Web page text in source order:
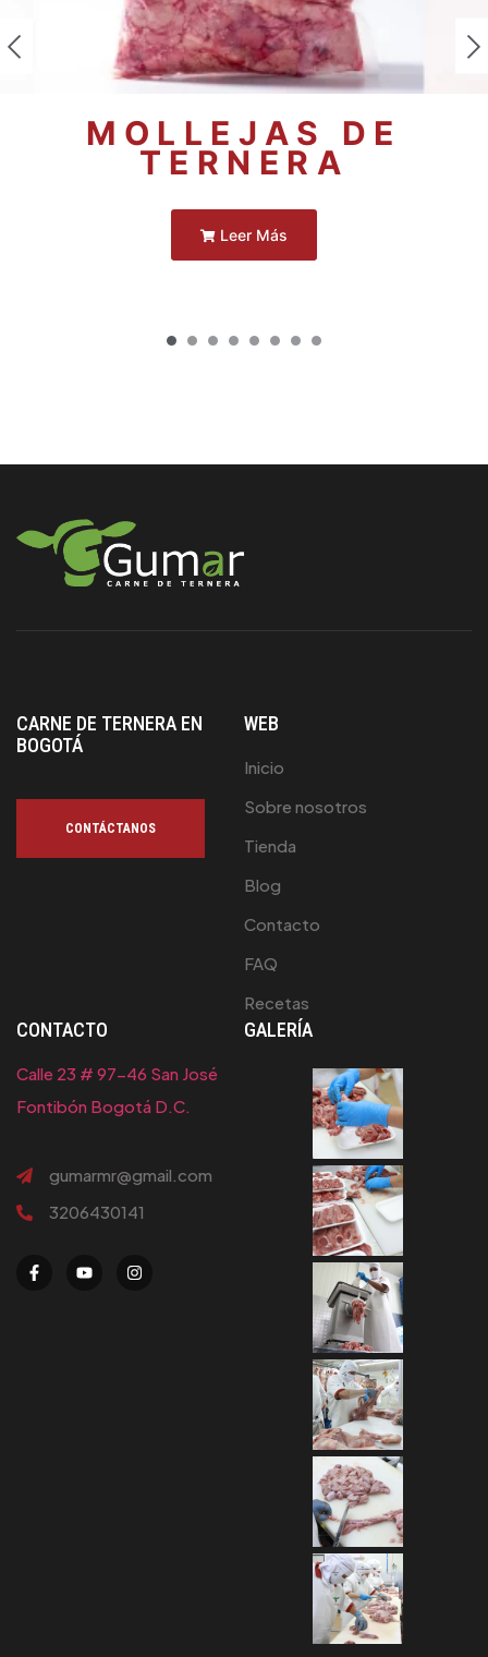
MOLLEJAS DE
TERNERA
Leer Más
CARNE DE TERNERA EN
BOGOTÁ
CONTÁCTANOS
WEB
Inicio
Sobre nosotros
Tienda
Blog
Contacto
FAQ
Recetas
CONTACTO
Calle 23 # 97-46 San José
Fontibón Bogotá D.C.
gumarmr@gmail.com
3206430141
GALERÍA